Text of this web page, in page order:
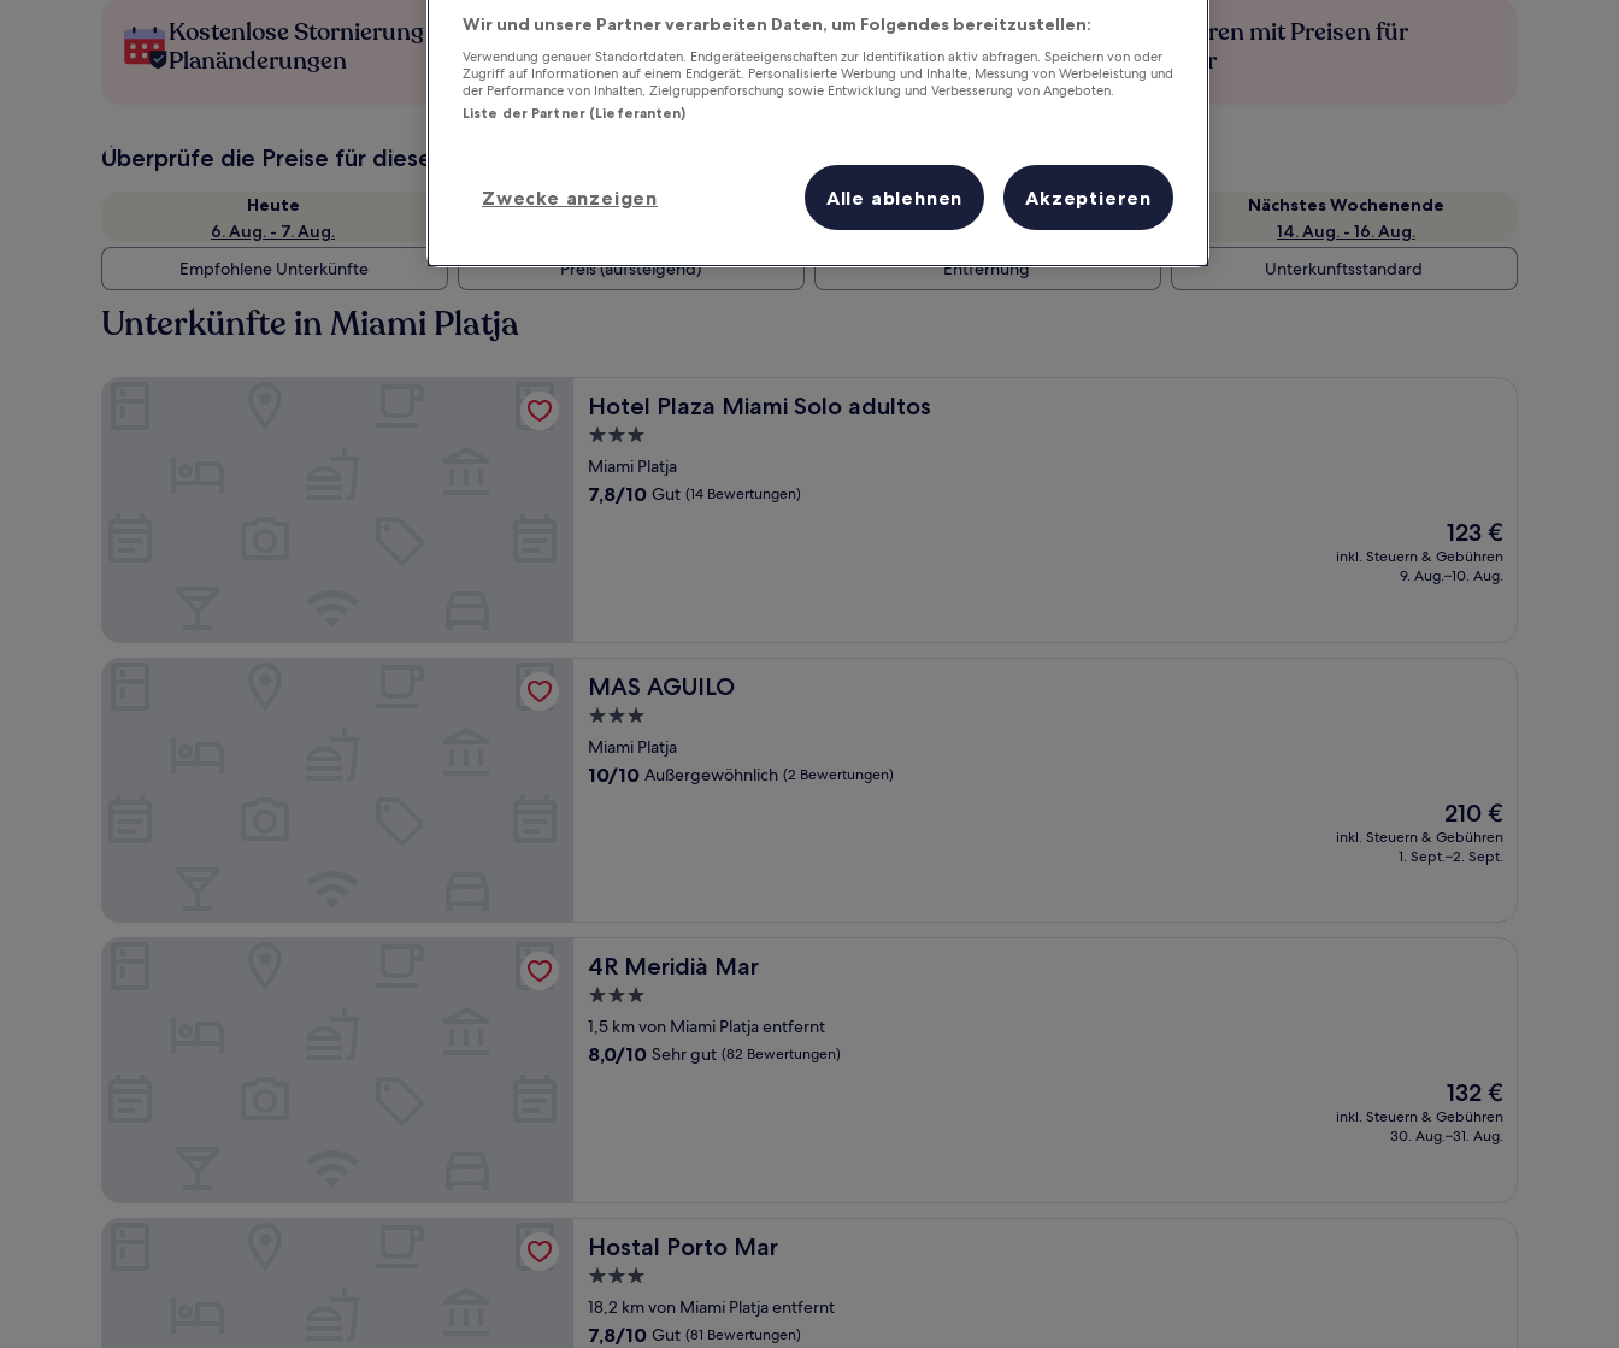
Kostenlose Stornierung bei
Planänderungen
Verdiene Prämien für jede
wahrgenommene Übernachtung
Mehr sparen mit Preisen für
Mitglieder
Überprüfe die Preise für diese Daten
Heute
6. Aug. - 7. Aug.
Morgen
Dieses Wochenende
7. Aug. - 9. Aug.
Nächstes Wochenende
14. Aug. - 16. Aug.
Empfohlene Unterkünfte
Preis (aufsteigend) Entfernung Unterkunftsstandard
Unterkünfte in Miami Platja
Hotel Plaza Miami Solo adultos
Hotel Plaza Miami Solo adultos
3.0-
Sterne-
Unterkunft
Miami Platja
7.8
7,8/10 Gut (14 Bewertungen)
Der
Preis
beträgt
123 €
inkl. Steuern & Gebühren
9. Aug.–10. Aug.
MAS AGUILO
MAS AGUILO
3.0-
Sterne-
Unterkunft
Miami Platja
10.0
10/10 Außergewöhnlich (2 Bewertungen)
Der
Preis
beträgt
210 €
inkl. Steuern & Gebühren
1. Sept.–2. Sept.
MAS AGUILO
4R Meridià Mar
4R Meridià Mar
3.0-
Sterne-
Unterkunft
1,5 km von Miami Platja entfernt
8.0
8,0/10 Sehr gut (82 Bewertungen)
Der
Preis
beträgt
132 €
inkl. Steuern & Gebühren
30. Aug.–31. Aug.
Hostal Porto Mar
Hostal Porto Mar
3.0-
Sterne-
Unterkunft
18,2 km von Miami Platja entfernt
7.8
7,8/10 Gut (81 Bewertungen)
Hostal Porto Mar
Wir und unsere Partner verarbeiten Daten, um Folgendes bereitzustellen:
Verwendung genauer Standortdaten. Endgeräteeigenschaften zur Identifikation aktiv abfragen. Speichern von oder
Zugriff auf Informationen auf einem Endgerät. Personalisierte Werbung und Inhalte, Messung von Werbeleistung und
der Performance von Inhalten, Zielgruppenforschung sowie Entwicklung und Verbesserung von Angeboten.
Liste der Partner (Lieferanten)
Zwecke anzeigen Alle ablehnen Akzeptieren